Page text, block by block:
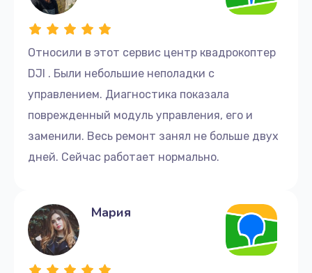
Относили в этот сервис центр квадрокоптер
DJI . Были небольшие неполадки с
управлением. Диагностика показала
поврежденный модуль управления, его и
заменили. Весь ремонт занял не больше двух
дней. Сейчас работает нормально.
Мария